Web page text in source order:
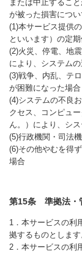
または中止するこ
が被った損害につ
(1)本サービス提供
といいます）の定
(2)火災、停電、地
により、システム
(3)戦争、内乱、テ
が困難になった場合
(4)システムの不良
クセス、コンピュ
ん。）により、シ
(5)行政機関・司法
(6)その他やむを得
場合
第15条 準拠法・
1．本サービスの利
拠するものとします
2．本サービスの利